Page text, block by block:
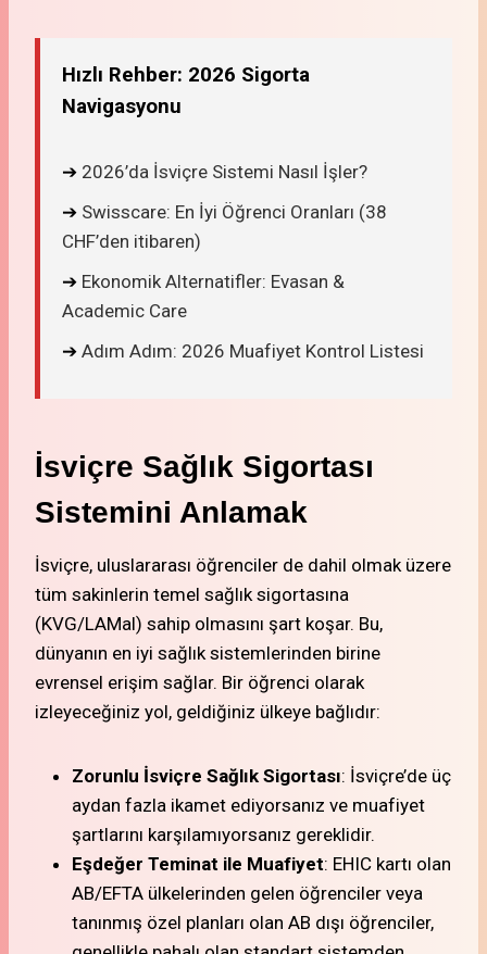
Hızlı Rehber: 2026 Sigorta
Navigasyonu
➔ 2026’da İsviçre Sistemi Nasıl İşler?
➔ Swisscare: En İyi Öğrenci Oranları (38
CHF’den itibaren)
➔ Ekonomik Alternatifler: Evasan &
Academic Care
➔ Adım Adım: 2026 Muafiyet Kontrol Listesi
İsviçre Sağlık Sigortası
Sistemini Anlamak
İsviçre, uluslararası öğrenciler de dahil olmak üzere
tüm sakinlerin temel sağlık sigortasına
(KVG/LAMal) sahip olmasını şart koşar. Bu,
dünyanın en iyi sağlık sistemlerinden birine
evrensel erişim sağlar. Bir öğrenci olarak
izleyeceğiniz yol, geldiğiniz ülkeye bağlıdır:
Zorunlu İsviçre Sağlık Sigortası: İsviçre’de üç
aydan fazla ikamet ediyorsanız ve muafiyet
şartlarını karşılamıyorsanız gereklidir.
Eşdeğer Teminat ile Muafiyet: EHIC kartı olan
AB/EFTA ülkelerinden gelen öğrenciler veya
tanınmış özel planları olan AB dışı öğrenciler,